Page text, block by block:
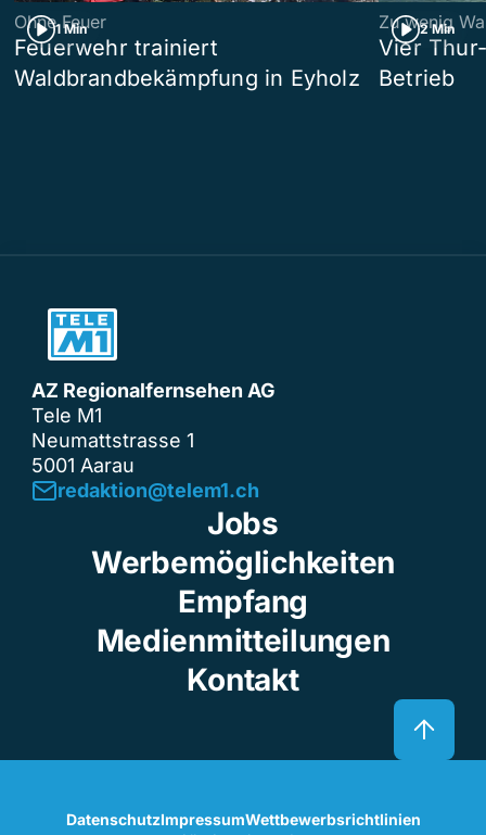
1 Min
Ohne Feuer
Feuerwehr trainiert
Waldbrandbekämpfung in Eyholz
2 Min
Zu wenig
Vier
Betrieb
AZ Regionalfernsehen AG
Tele M1
Neumattstrasse 1
5001 Aarau
redaktion@telem1.ch
Jobs
Werbemöglichkeiten
Empfang
Medienmitteilungen
Kontakt
DatenschutzImpressumWettbewerbsrichtlinien